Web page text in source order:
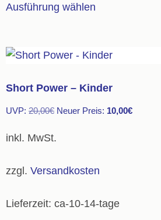
Ausführung wählen
Optionen
der
gewählt
Short Power – Kinder
UVP: 20,00€ Ursprünglicher
Neuer Preis: 10,00€Aktueller
inkl. MwSt.
zzgl. Versandkosten
Lieferzeit: ca-10-14-tage